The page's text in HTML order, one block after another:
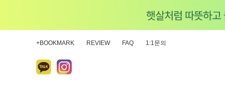
+BOOKMARK REVIEW FAQ 1:1문의